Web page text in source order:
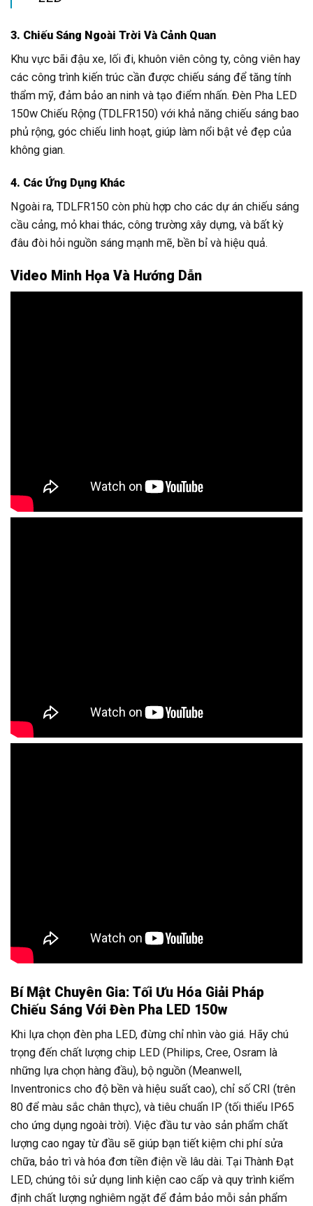
3. Chiếu Sáng Ngoài Trời Và Cảnh Quan
Khu vực bãi đậu xe, lối đi, khuôn viên công ty, công viên hay
các công trình kiến trúc cần được chiếu sáng để tăng tính
thẩm mỹ, đảm bảo an ninh và tạo điểm nhấn. Đèn Pha LED
150w Chiếu Rộng (TDLFR150) với khả năng chiếu sáng bao
phủ rộng, góc chiếu linh hoạt, giúp làm nổi bật vẻ đẹp của
không gian.
4. Các Ứng Dụng Khác
Ngoài ra, TDLFR150 còn phù hợp cho các dự án chiếu sáng
cầu cảng, mỏ khai thác, công trường xây dựng, và bất kỳ
đâu đòi hỏi nguồn sáng mạnh mẽ, bền bỉ và hiệu quả.
Video Minh Họa Và Hướng Dẫn
Bí Mật Chuyên Gia: Tối Ưu Hóa Giải Pháp
Chiếu Sáng Với Đèn Pha LED 150w
Khi lựa chọn đèn pha LED, đừng chỉ nhìn vào giá. Hãy chú
trọng đến chất lượng chip LED (Philips, Cree, Osram là
những lựa chọn hàng đầu), bộ nguồn (Meanwell,
Inventronics cho độ bền và hiệu suất cao), chỉ số CRI (trên
80 để màu sắc chân thực), và tiêu chuẩn IP (tối thiểu IP65
cho ứng dụng ngoài trời). Việc đầu tư vào sản phẩm chất
lượng cao ngay từ đầu sẽ giúp bạn tiết kiệm chi phí sửa
chữa, bảo trì và hóa đơn tiền điện về lâu dài. Tại Thành Đạt
LED, chúng tôi sử dụng linh kiện cao cấp và quy trình kiểm
định chất lượng nghiêm ngặt để đảm bảo mỗi sản phẩm